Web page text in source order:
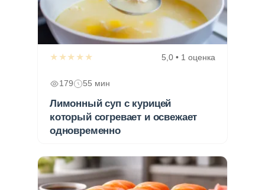
★★★★★ 5,0 • 1 оценка
179 55 мин
Лимонный суп с курицей
который согревает и освежает
одновременно